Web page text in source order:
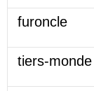
furoncle
tiers-monde